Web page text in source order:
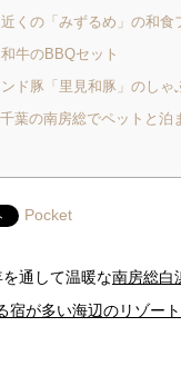
くの「みずるめ」の和食
牛のBBQセット
ド豚「里見和豚」のしゃ
葉の南房総でペットと泊
Pocket
通して温暖な南房総白
宿が多い海辺のリゾート